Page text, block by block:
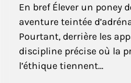
En bref Élever un poney
aventure teintée
Pourtant, derrière les
discipline précise où la
l’éthique tiennent…